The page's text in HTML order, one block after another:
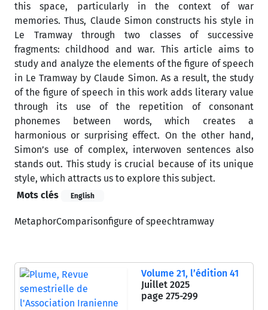
this space, particularly in the context of war
memories. Thus, Claude Simon constructs his style in
Le Tramway through two classes of successive
fragments: childhood and war. This article aims to
study and analyze the elements of the figure of speech
in Le Tramway by Claude Simon. As a result, the study
of the figure of speech in this work adds literary value
through its use of the repetition of consonant
phonemes between words, which creates a
harmonious or surprising effect. On the other hand,
Simon’s use of complex, interwoven sentences also
stands out. This study is crucial because of its unique
style, which attracts us to explore this subject.
Mots clés
English
MetaphorComparisonfigure of speechtramway
Volume 21, l’édition 41
Juillet 2025
page 275-299